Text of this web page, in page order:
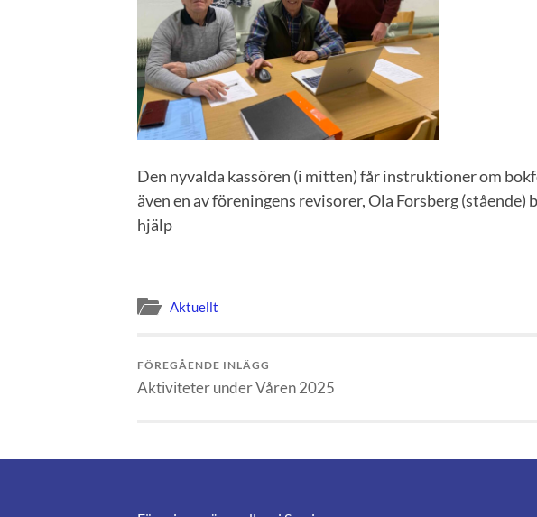
Den nyvalda kassören (i mitten) får instruktioner om
även en av föreningens revisorer, Ola Forsberg (stående)
hjälp
Aktuellt
FÖREGÅENDE INLÄGG
Aktiviteter under Våren 2025